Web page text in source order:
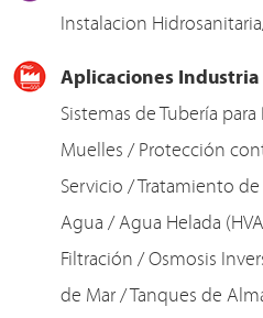
Instalacion
Aplicaciones Industria
Sistemas de Tubería
Muelles / Protección
Servicio / Tratamiento
Agua / Agua Helada
Filtración / Osmosis
de Mar / Tanques de